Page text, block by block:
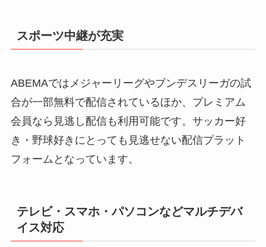
スポーツ中継が充実
ABEMAではメジャーリーグやブンデスリーガの試
合が一部無料で配信されているほか、プレミアム
会員なら見逃し配信も利用可能です。サッカー好
き・野球好きにとっても見逃せない配信プラット
フォームとなっています。
テレビ・スマホ・パソコンなどマルチデバ
イス対応